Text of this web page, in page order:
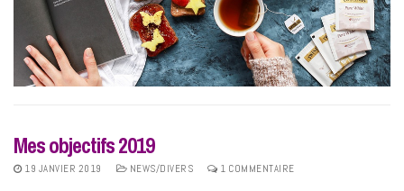
Mes objectifs 2019
19 JANVIER 2019 NEWS/DIVERS 1 COMMENTAIRE